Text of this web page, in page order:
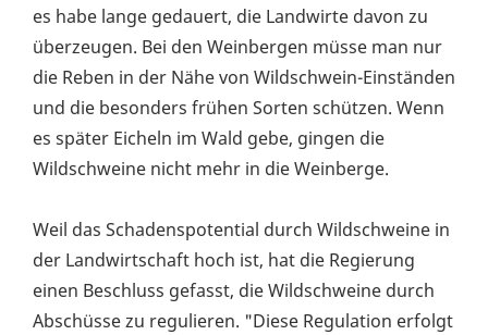
es habe lange gedauert, die Landwirte davon zu
überzeugen. Bei den Weinbergen müsse man nur
die Reben in der Nähe von Wildschwein-Einständen
und die besonders frühen Sorten schützen. Wenn
es später Eicheln im Wald gebe, gingen die
Wildschweine nicht mehr in die Weinberge.
Weil das Schadenspotential durch Wildschweine in
der Landwirtschaft hoch ist, hat die Regierung
einen Beschluss gefasst, die Wildschweine durch
Abschüsse zu regulieren. "Diese Regulation erfolgt